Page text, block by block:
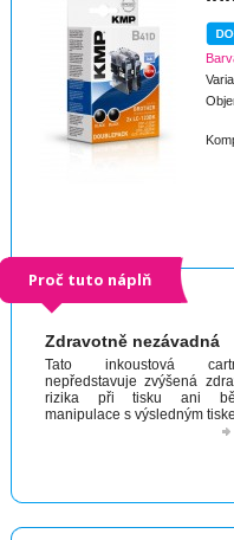
Proč tuto náplň
Zdravotně nezávadná
Tato inkoustová
nepředstavuje zvýšená
rizika při tisku ani
manipulace s výsledným